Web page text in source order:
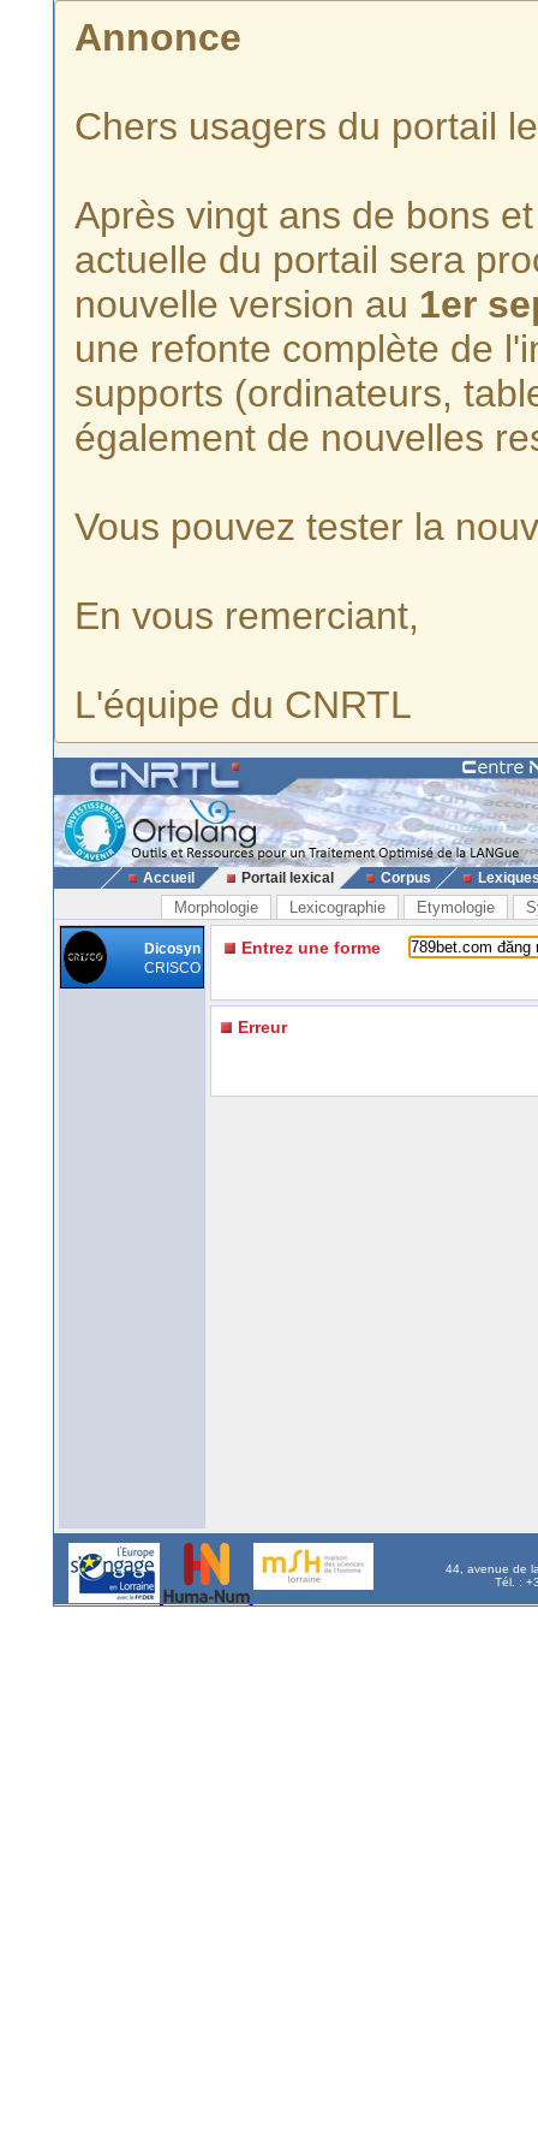
Annonce
Chers usagers du portail
Après vingt ans de bons
actuelle du portail sera
nouvelle version au 1er
une refonte complète de
supports (ordinateurs,
également de nouvelles
Vous pouvez tester la
En vous remerciant,
L'équipe du CNRTL
Accueil Portail lexical Corpus
Morphologie Lexicographie Etymologie
Dicosyn
CRISCO
Entrez une forme
Erreur
44, avenue de
Tél. :